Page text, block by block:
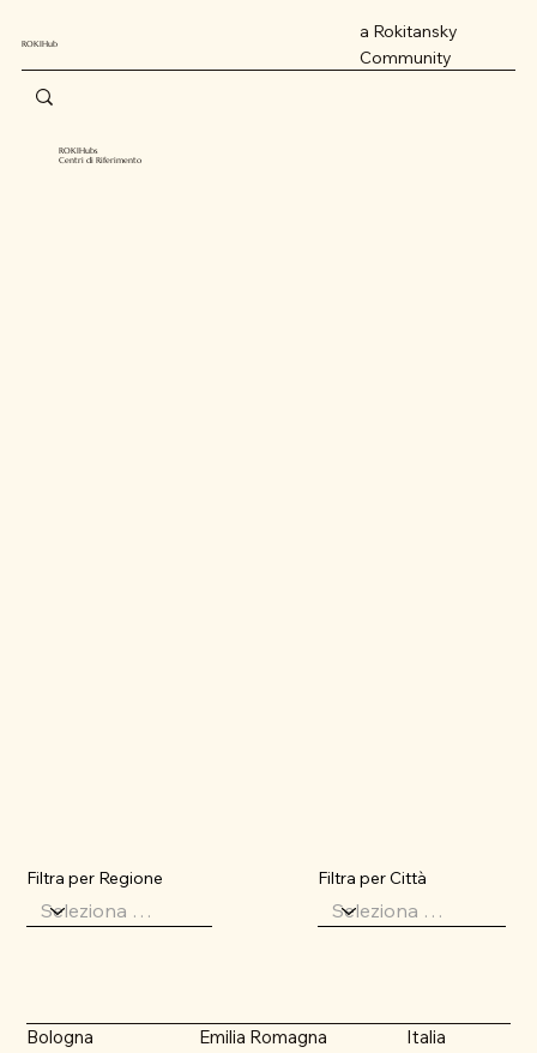
ROKIHub
a Rokitansky
Community
ROKIHubs
Centri di Riferimento
Filtra per Regione Filtra per Città
Bologna Emilia Romagna Italia